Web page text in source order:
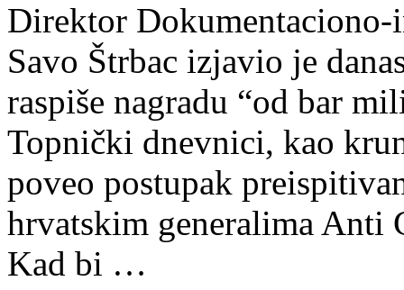
Direktor Dokumentaciono-
Savo Štrbac izjavio je
raspiše nagradu “od bar
Topnički dnevnici, kao
poveo postupak
hrvatskim generalima
Kad bi …